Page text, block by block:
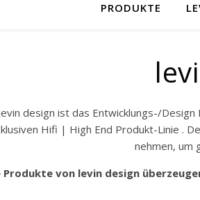
PRODUKTE
design ist das Entwicklungs-/
Hifi | High End Produkt-Linie .
nehmen, um
Produkte von levin design